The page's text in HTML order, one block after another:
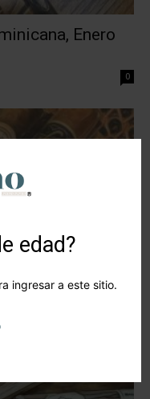
edad?
ingresar a este sitio.
Enero
0